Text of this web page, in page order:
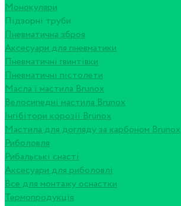
Монокуляри
Підзорні труби
Пневматична зброя
Аксесуари для пневматики
Пневматичні гвинтівки
Пневматичні пістолети
Масла і мастила Brunox
Велосипедні мастила Brunox
Інгібітори корозії Brunox
Мастила для догляду за карбоном Brunox
Риболовля
Рибальські снасті
Аксесуари для риболовлі
Все для монтажу оснастки
Термопродукція